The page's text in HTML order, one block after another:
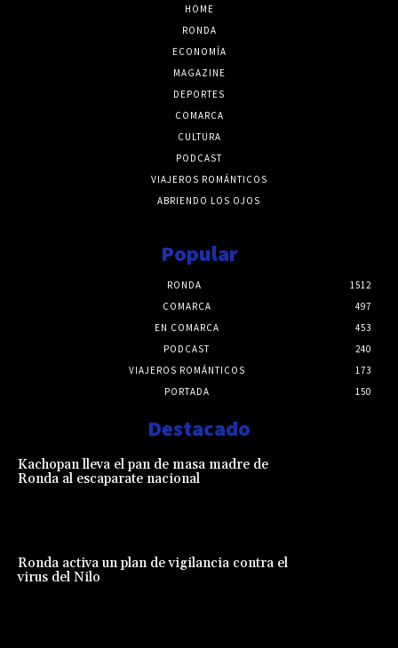
HOME
RONDA
ECONOMÍA
MAGAZINE
DEPORTES
COMARCA
CULTURA
PODCAST
VIAJEROS ROMÁNTICOS
ABRIENDO LOS OJOS
Popular
RONDA
1512
COMARCA
497
EN COMARCA
453
PODCAST
240
VIAJEROS ROMÁNTICOS
173
PORTADA
150
Destacado
Kachopan lleva el pan de masa madre de
Ronda al escaparate nacional
Ronda activa un plan de vigilancia contra el
virus del Nilo